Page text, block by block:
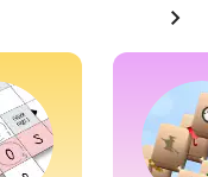
chevron_right